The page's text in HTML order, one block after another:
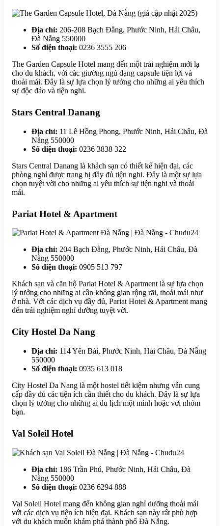
Địa chỉ: 206-208 Bạch Đằng, Phước Ninh, Hải Châu,
Đà Nẵng 550000
Số điện thoại: 0236 3555 206
The Garden Capsule Hotel mang đến một trải nghiệm mới lạ
cho du khách, với các giường ngủ dạng capsule tiện lợi và
thoải mái. Đây là sự lựa chọn lý tưởng cho những ai yêu thích
sự độc đáo và tiện nghi.
Stars Central Danang
Địa chỉ: 11 Lê Hồng Phong, Phước Ninh, Hải Châu, Đà
Nẵng 550000
Số điện thoại: 0236 3838 322
Stars Central Danang là khách sạn có thiết kế hiện đại, các
phòng nghỉ được trang bị đầy đủ tiện nghi. Đây là một sự lựa
chọn tuyệt vời cho những ai yêu thích sự tiện nghi và thoải
mái.
Pariat Hotel & Apartment
Địa chỉ: 204 Bạch Đằng, Phước Ninh, Hải Châu, Đà
Nẵng 550000
Số điện thoại: 0905 513 797
Khách sạn và căn hộ Pariat Hotel & Apartment là sự lựa chọn
lý tưởng cho những ai cần không gian rộng rãi, thoải mái như
ở nhà. Với các dịch vụ đầy đủ, Pariat Hotel & Apartment mang
đến trải nghiệm nghỉ dưỡng tuyệt vời.
City Hostel Da Nang
Địa chỉ: 114 Yên Bái, Phước Ninh, Hải Châu, Đà Nẵng
550000
Số điện thoại: 0935 613 018
City Hostel Da Nang là một hostel tiết kiệm nhưng vẫn cung
cấp đầy đủ các tiện ích cần thiết cho du khách. Đây là sự lựa
chọn lý tưởng cho những ai du lịch một mình hoặc với nhóm
bạn.
Val Soleil Hotel
Địa chỉ: 186 Trần Phú, Phước Ninh, Hải Châu, Đà
Nẵng 550000
Số điện thoại: 0236 6294 888
Val Soleil Hotel mang đến không gian nghỉ dưỡng thoải mái
với các dịch vụ tiện ích hiện đại. Khách sạn này rất phù hợp
với du khách muốn khám phá thành phố Đà Nẵng.